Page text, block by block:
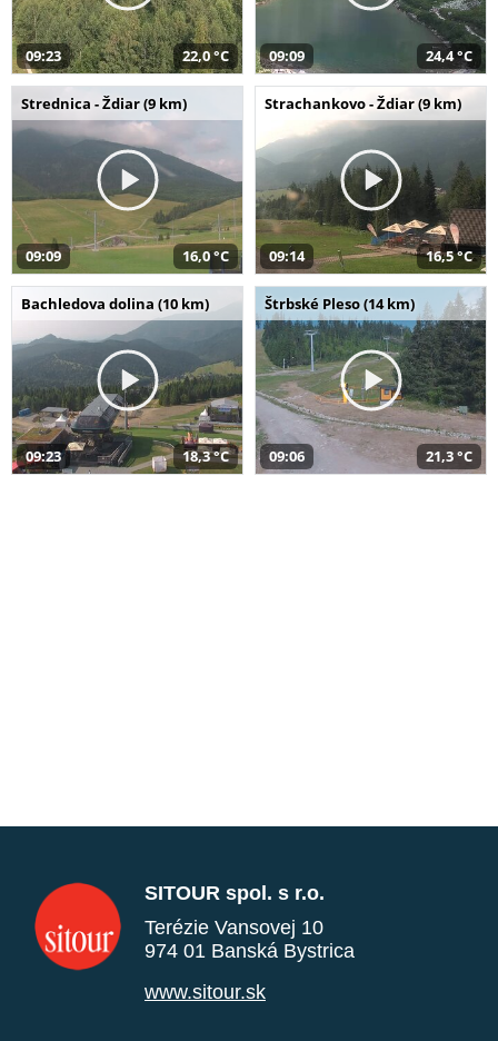
09:23 22,0 °C 09:09 24,4 °C
Strednica - Ždiar (9 km)
09:09 16,0 °C
Strachankovo - Ždiar (9 km)
09:14 16,5 °C
Bachledova dolina (10 km)
09:23 18,3 °C
Štrbské Pleso (14 km)
09:06 21,3 °C
SITOUR spol. s r.o.
Terézie Vansovej 10
974 01 Banská Bystrica
www.sitour.sk